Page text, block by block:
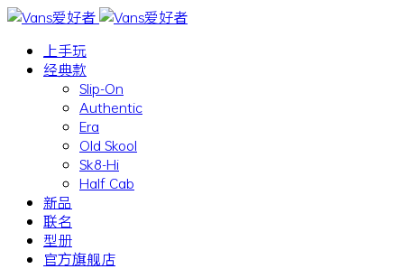
上手玩
经典款
Slip-On
Authentic
Era
Old Skool
Sk8-Hi
Half Cab
新品
联名
型册
官方旗舰店